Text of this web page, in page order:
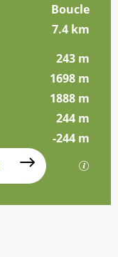
Boucle
7.4 km
243 m
1698 m
1888 m
244 m
-244 m